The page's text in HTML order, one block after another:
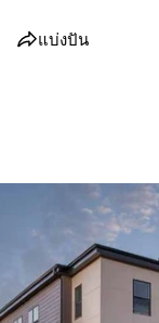
แบ่งปัน